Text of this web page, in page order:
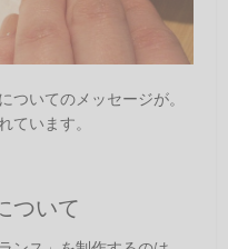
ついてのメッセージが。
ています。
ついて